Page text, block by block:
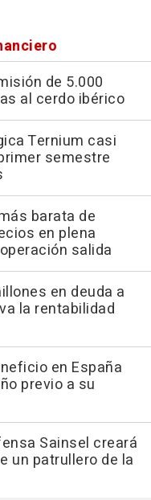
de 5.000
al cerdo ibérico
Ternium casi
semestre
barata de
en plena
salida
en deuda a
la rentabilidad
en España
previo a su
Sainsel creará
un patrullero de la